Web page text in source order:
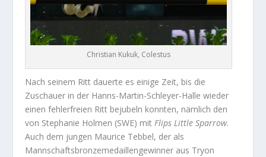
Christian Kukuk, Colestus
Nach seinem Ritt dauerte es einige Zeit, bis die
Zuschauer in der Hanns-Martin-Schleyer-Halle wieder
einen fehlerfreien Ritt bejubeln konnten, nämlich den
von Stephanie Holmen (SWE) mitFlips Little Sparrow.
Auch dem jungen Maurice Tebbel, der als
Mannschaftsbronzemedaillengewinner aus Tryon